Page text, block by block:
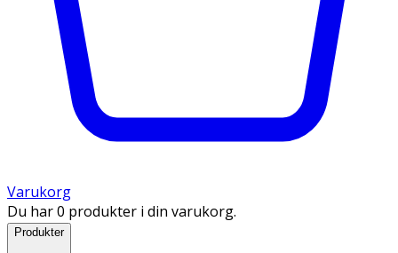
Varukorg
Du har 0 produkter i din varukorg.
Produkter